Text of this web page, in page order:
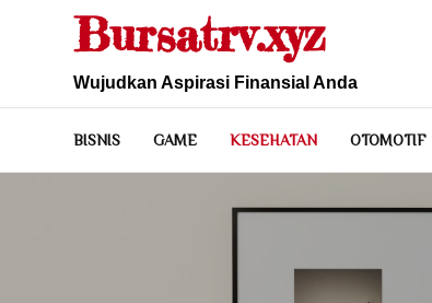
Bursatrv.xyz
Wujudkan Aspirasi Finansial Anda
BISNIS GAME KESEHATAN OTOMOTIF